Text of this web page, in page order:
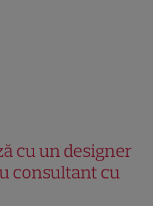
cu un designer
consultant cu